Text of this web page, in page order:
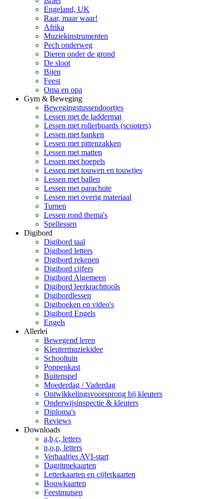
Engeland, UK
Raar, maar waar!
Afrika
Muziekinstrumenten
Pech onderweg
Dieren onder de grond
De sloot
Bijen
Feest
Oma en opa
Gym & Beweging
Bewegingstussendoortjes
Lessen met de laddermat
Lessen met rollerboards (scooters)
Lessen met banken
Lessen met pittenzakken
Lessen met matten
Lessen met hoepels
Lessen met touwen en touwtjes
Lessen met ballen
Lessen met parachute
Lessen met overig materiaal
Turnen
Lessen rond thema's
Spellessen
Digibord
Digibord taal
Digibord letters
Digibord rekenen
Digibord cijfers
Digibord Algemeen
Digibord leerkrachttools
Digibordlessen
Digiboeken en video's
Digibord Engels
Engels
Allerlei
Bewegend leren
Kleutermuziekidee
Schooltuin
Poppenkast
Buitenspel
Moederdag / Vaderdag
Ontwikkelingsvoorsprong bij kleuters
Onderwijsinspectie & kleuters
Diploma's
Reviews
Downloads
a,b,c, letters
n,o,p, letters
Verhaaltjes AVI-start
Dagritmekaarten
Letterkaarten en cijferkaarten
Bouwkaarten
Feestmutsen